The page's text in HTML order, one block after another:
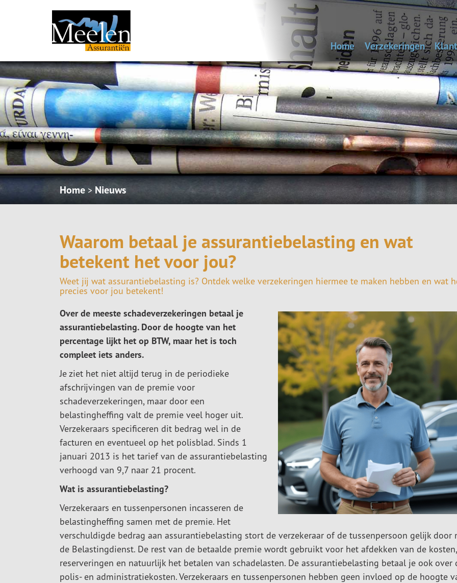
Home Verzekeringen
Uitvaartverzekering
Autoverzekering
Woonhuisverzekering
Inboedelverzekering
Reisverzekering
Home > Nieuws
Waarom betaal je assurantiebelasting en wat
betekent het voor jou?
Weet jij wat assurantiebelasting is? Ontdek welke verzekeringen hiermee te maken hebben en wat
precies voor jou betekent!
Over de meeste schadeverzekeringen betaal je
assurantiebelasting. Door de hoogte van het
percentage lijkt het op BTW, maar het is toch
compleet iets anders.
Je ziet het niet altijd terug in de periodieke
afschrijvingen van de premie voor
schadeverzekeringen, maar door een
belastingheffing valt de premie veel hoger uit.
Verzekeraars specificeren dit bedrag wel in de
facturen en eventueel op het polisblad. Sinds 1
januari 2013 is het tarief van de assurantiebelasting
verhoogd van 9,7 naar 21 procent.
Wat is assurantiebelasting?
Verzekeraars en tussenpersonen incasseren de
belastingheffing samen met de premie. Het
verschuldigde bedrag aan assurantiebelasting stort de verzekeraar of de tussenpersoon gelijk door
de Belastingdienst. De rest van de betaalde premie wordt gebruikt voor het afdekken van de kosten,
reserveringen en natuurlijk het betalen van schadelasten. De assurantiebelasting betaal je ook over
polis- en administratiekosten. Verzekeraars en tussenpersonen hebben geen invloed op de hoogte